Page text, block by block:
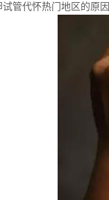
管代怀热门地区的原因